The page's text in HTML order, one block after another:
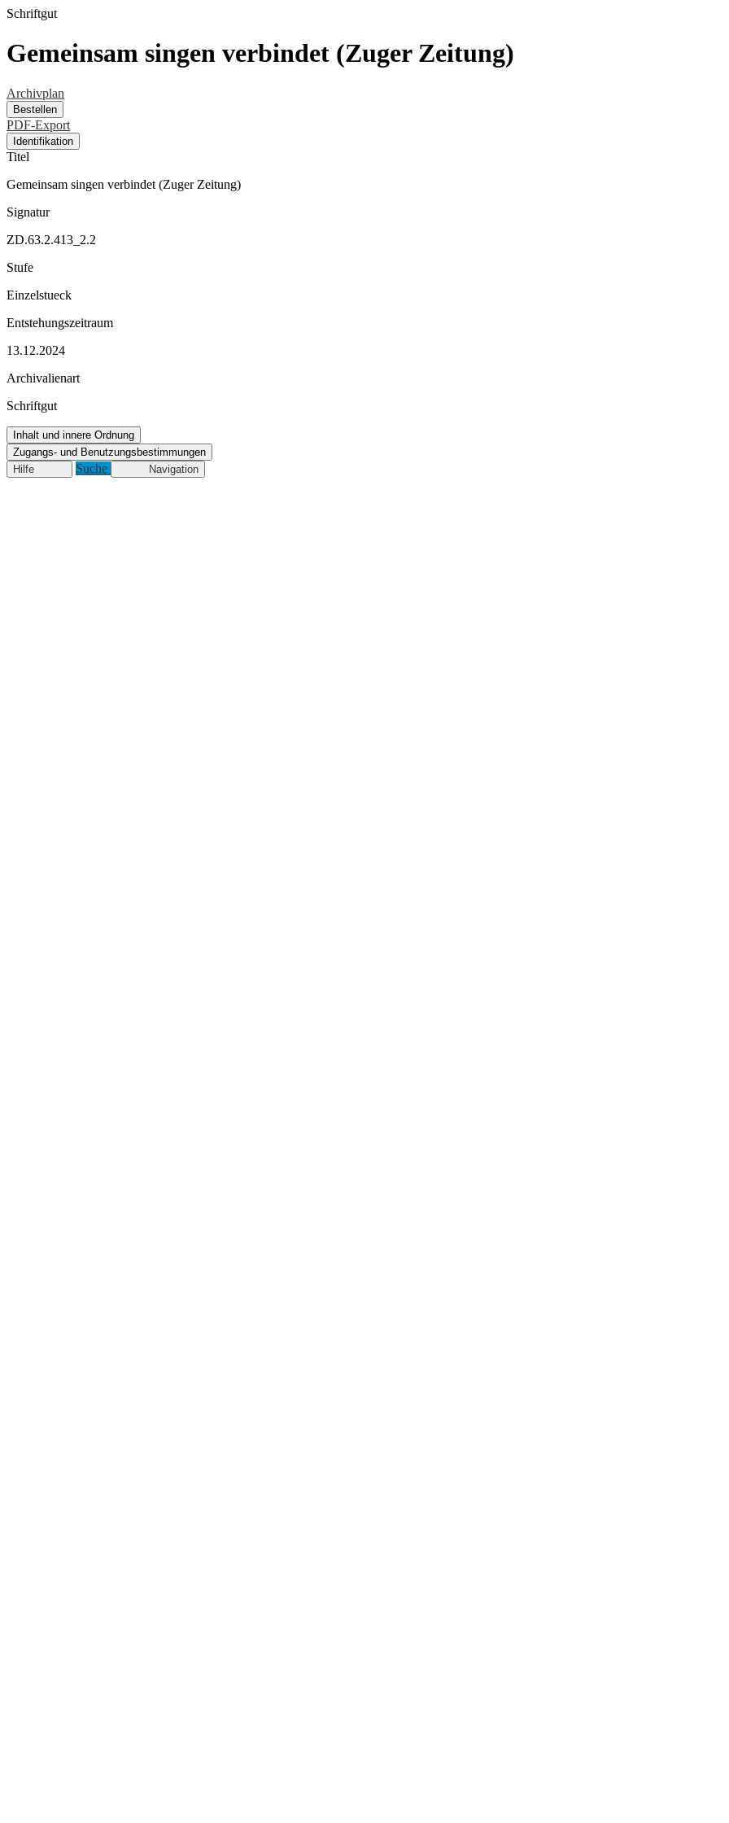
Schriftgut
Gemeinsam singen verbindet (Zuger Zeitung)
Archivplan
Bestellen
PDF-Export
Identifikation
Titel
Gemeinsam singen verbindet (Zuger Zeitung)
Signatur
ZD.63.2.413_2.2
Stufe
Einzelstueck
Entstehungszeitraum
13.12.2024
Archivalienart
Schriftgut
Inhalt und innere Ordnung
Zugangs- und Benutzungsbestimmungen
Hilfe
Suche Navigation